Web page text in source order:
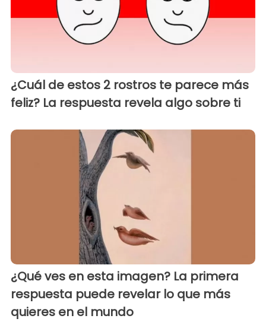
¿Cuál de estos 2 rostros te parece más
feliz? La respuesta revela algo sobre ti
¿Qué ves en esta imagen? La primera
respuesta puede revelar lo que más
quieres en el mundo